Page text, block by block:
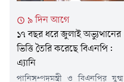
দলের চেয়ারপারসনের রাজনৈতিক
কার্যালয়ে এই বৈঠক অনুষ্ঠিত হবে।
ইতিমধ্যেই...
৯ দিন আগে
১৭ বছর ধরে জুলাই অভ্যুত্থানের
ভিত্তি তৈরি করেছে বিএনপি:
এ্যানি
পানিসম্পদমন্ত্রী ও বিএনপির যুগ্ম